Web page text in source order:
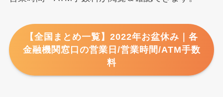
【全国まとめ一覧】2022年お盆休み｜各
金融機関窓口の営業日/営業時間/ATM手数
料